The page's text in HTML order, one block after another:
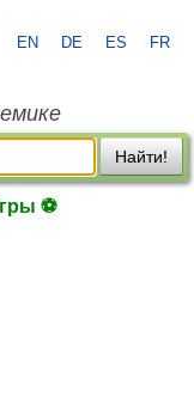
EN DE ES FR
Найти!
⚽